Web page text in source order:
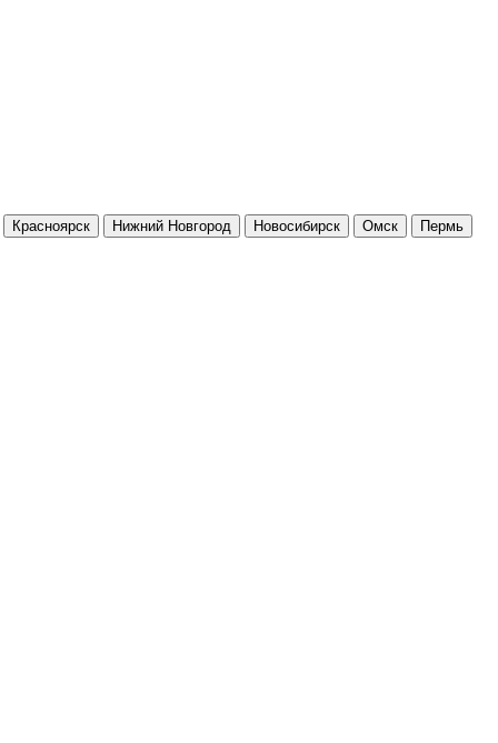
Красноярск Нижний Новгород Новосибирск Омск
Пермь